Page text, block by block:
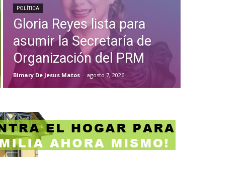
POLÍTICA
Gloria Reyes lista para
asumir la Secretaría de
Organización del PRM
Bimary De Jesus Matos - agosto 7, 2026